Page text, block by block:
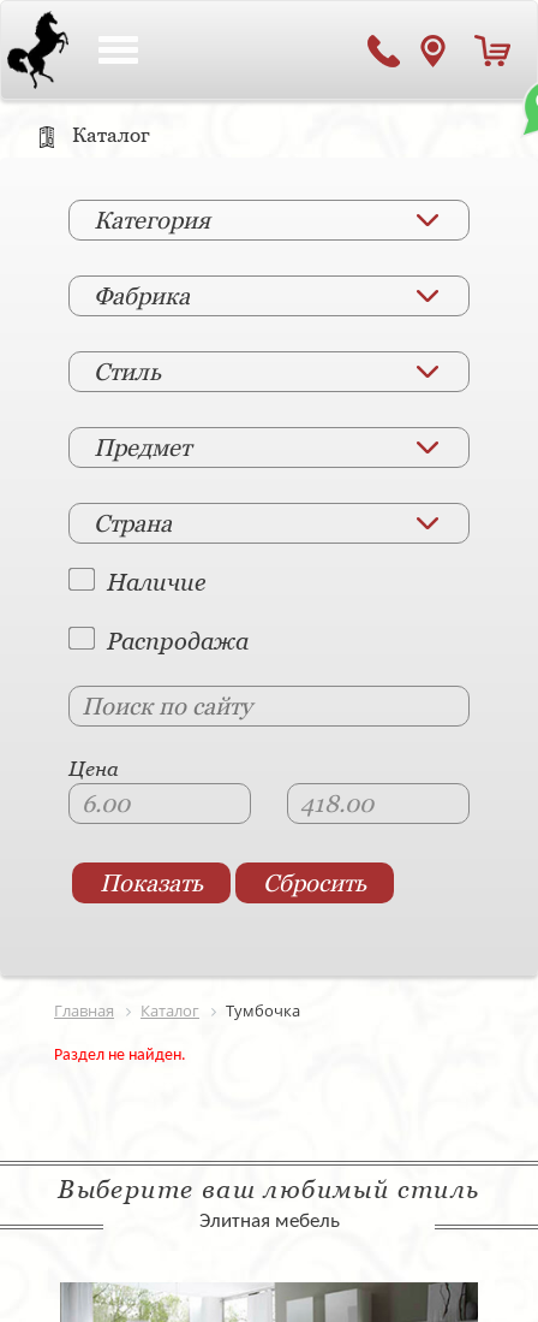
Каталог
Категория
Фабрика
Стиль
Предмет
Страна
Наличие
Распродажа
Цена
Главная Каталог Тумбочка
Раздел не найден.
Выберите ваш любимый стиль
Элитная мебель